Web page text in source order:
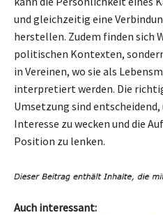
und gleichzeitig eine
herstellen. Zudem finden sich
politischen Kontexten,
in Vereinen, wo sie als
interpretiert werden. Die
Umsetzung sind
Interesse zu wecken und die
Position zu lenken.
Auch interessant: